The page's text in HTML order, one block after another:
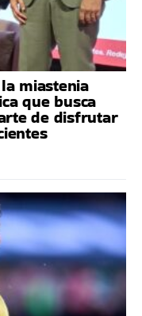
miastenia
que busca
de disfrutar